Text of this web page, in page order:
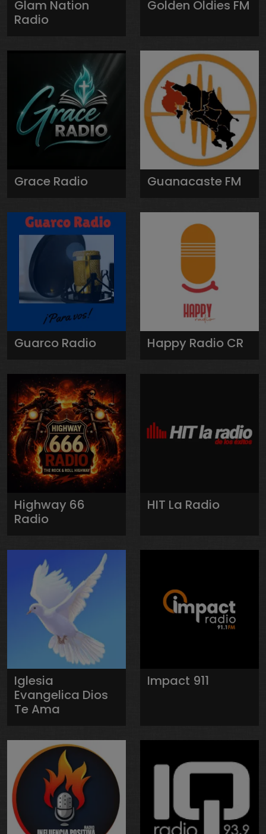
Glam Nation
Radio
Golden Oldies FM
Grace Radio Guanacaste FM
Guarco Radio Happy Radio CR
Highway 66
Radio
HIT La Radio
Iglesia
Evangelica Dios
Te Ama
Impact 911